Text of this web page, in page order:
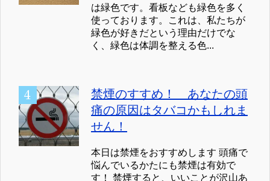
は緑色です。看板なども緑色を多く
使っております。これは、私たちが
緑色が好きだという理由だけでな
く、緑色は体調を整える色...
禁煙のすすめ！ あなたの頭
痛の原因はタバコかもしれま
せん！
本日は禁煙をおすすめします 頭痛で
悩んでいるかたにも禁煙は有効で
す！ 禁煙すると、いいことが沢山あ